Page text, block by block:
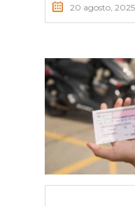
20 agosto, 2025